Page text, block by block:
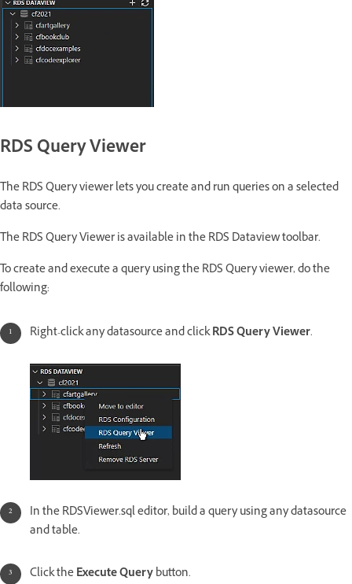
RDS Query Viewer
The RDS Query viewer lets you create and run queries on a selected
data source.
The RDS Query Viewer is available in the RDS Dataview toolbar.
To create and execute a query using the RDS Query viewer, do the
following:
Right-click any datasource and clickRDS Query Viewer.
In the RDSViewer.sql editor, build a query using any datasource
and table.
Click theExecute Querybutton.